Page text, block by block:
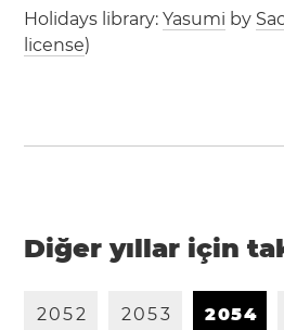
Holidays library:Yasumi by
license)
Diğer yıllar için
2052 2053 2054